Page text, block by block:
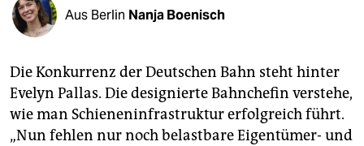
abo
epaper login
Aus Berlin Nanja Boenisch
Die Konkurrenz der Deutschen Bahn steht hinter
Evelyn Pallas. Die designierte Bahnchefin verstehe,
wie man Schieneninfrastruktur erfolgreich führt.
„Nun fehlen nur noch belastbare Eigentümer- und